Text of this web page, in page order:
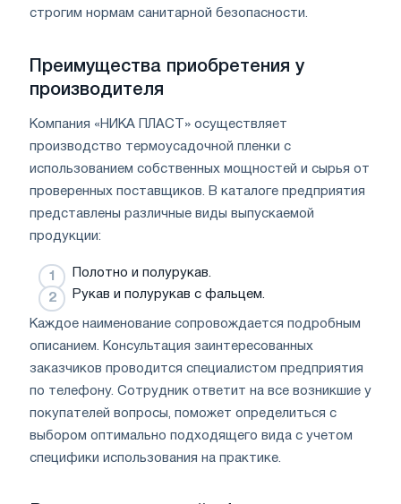
строгим нормам санитарной безопасности.
Преимущества приобретения у
производителя
Компания «НИКА ПЛАСТ» осуществляет
производство термоусадочной пленки с
использованием собственных мощностей и сырья от
проверенных поставщиков. В каталоге предприятия
представлены различные виды выпускаемой
продукции:
Полотно и полурукав.
Рукав и полурукав с фальцем.
Каждое наименование сопровождается подробным
описанием. Консультация заинтересованных
заказчиков проводится специалистом предприятия
по телефону. Сотрудник ответит на все возникшие у
покупателей вопросы, поможет определиться с
выбором оптимально подходящего вида с учетом
специфики использования на практике.